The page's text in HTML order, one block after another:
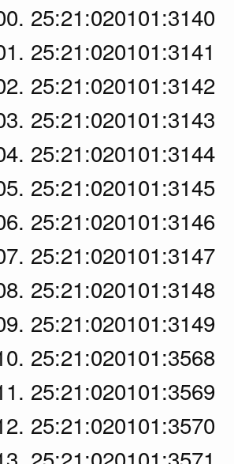
25:21:020101:3140
25:21:020101:3141
25:21:020101:3142
25:21:020101:3143
25:21:020101:3144
25:21:020101:3145
25:21:020101:3146
25:21:020101:3147
25:21:020101:3148
25:21:020101:3149
25:21:020101:3568
25:21:020101:3569
25:21:020101:3570